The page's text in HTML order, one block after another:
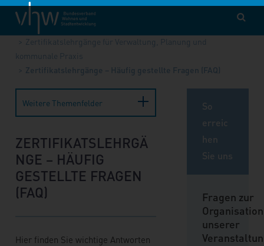
vhw – Bundesverband für Wohnen und Stadtentwicklung e. V.
Fortbildung
Zertifikatslehrgänge für Verwaltung, Planung und
kommunale Praxis
Zertifikatslehrgänge – Häufig gestellte Fragen (FAQ)
Weitere Themenfelder
ZERTIFIKATSLEHRGÄ
NGE – HÄUFIG
GESTELLTE FRAGEN
(FAQ)
Hier finden Sie wichtige Antworten
So
erreic
hen
Sie uns
Fragen zur
Organisation
unserer